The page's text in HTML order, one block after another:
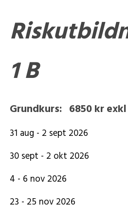
1 B
Grundkurs: 6850 kr
31 aug - 2 sept 2026
30 sept - 2 okt 2026
4 - 6 nov 2026